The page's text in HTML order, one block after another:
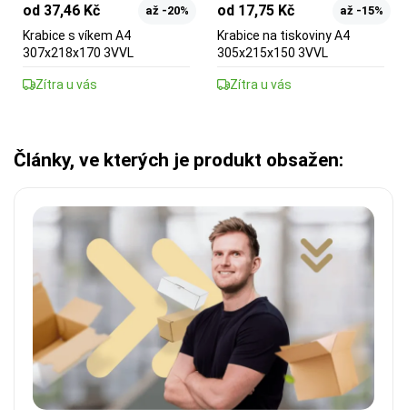
od 37,46 Kč až -20%
Krabice s víkem A4
307x218x170 3VVL
Zítra u vás
od 17,75 Kč až -15%
Krabice na tiskoviny A4
305x215x150 3VVL
Zítra u vás
Články, ve kterých je produkt obsažen: